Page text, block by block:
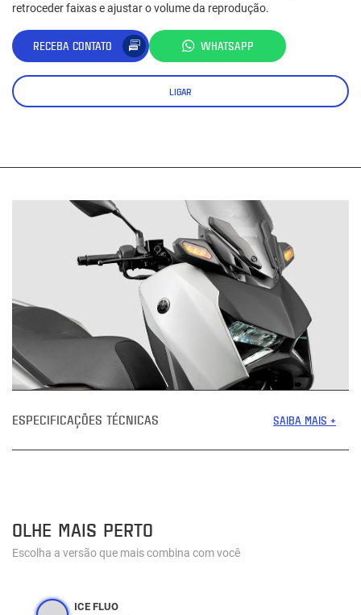
retroceder faixas e ajustar o volume da reprodução.
RECEBA CONTATO WHATSAPP
LIGAR
ESPECIFICAÇÕES TÉCNICAS SAIBA MAIS +
OLHE MAIS PERTO
Escolha a versão que mais combina com você
ICE FLUO